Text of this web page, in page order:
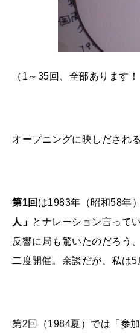
（1～35回、全部あります！
オープニングに映しだされ
第1回 は1983年（昭和58年
人」 とナレーション言って
反響に局も驚いたのだろう
二度開催。余談だが、私は
第2回（1984夏）では「参